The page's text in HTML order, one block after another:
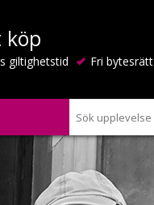
giltighetstid Fri bytesrätt